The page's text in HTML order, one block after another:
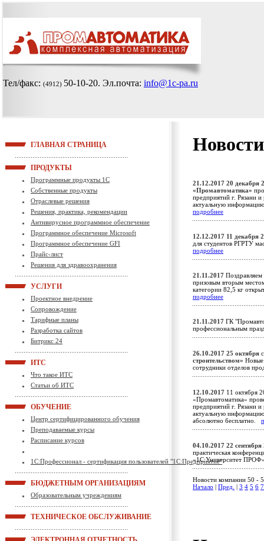
Тел/факс: (4912) 50-10-20. Эл.почта: info@1c-pa.ru
ГЛАВНАЯ СТРАНИЦА
ПРОДУКТЫ
Программные продукты 1С
Собственные продукты
Отраслевые решения
Решения, практика, рекомендации
Антивирусное программное обеспечение
Программное обеспечение Microsoft
Программное обеспечение GFI
Прайс-лист
Решения для здравоохранения
УСЛУГИ
Проектное внедрение
Сопровождение
Тарифные планы
Разработка сайтов
Битрикс 24
ИТС
Что такое ИТС
Статьи об ИТС
ОБУЧЕНИЕ
Центр сертифицированного обучения
Преподаваемые курсы
Расписание курсов
1С:Профессионал - сертификация пользователей "1С:Предприятие"
БЮДЖЕТНЫМ ОРГАНИЗАЦИЯМ
Образовательным учреждениям
ТЕХНИЧЕСКОЕ ОБСЛУЖИВАНИЕ
21.12.2017 20 декабря
«Промавтоматика»
предприятий г. Рязани и
актуальную
подробнее
12.12.2017 11 декабря
для студентов РГРТУ
подробнее
21.11.2017 Поздравляем
призовым вторым
категории 82,5 кг
подробнее
21.11.2017 ГК
профессиональным
26.10.2017 25 октября
строительством» Новые
сотрудники отделов
12.10.2017 11 октября
«Промавтоматика»
предприятий г. Рязани и
актуальную информацию
абсолютно бесплатно.
04.10.2017 22 сентября
практическая
«1С:Университет
Новости компании 50 -
Начало
Пред. 3 4 5 6 7